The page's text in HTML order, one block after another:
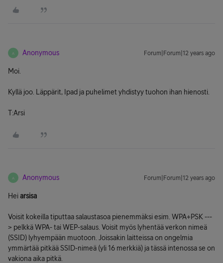
A Anonymous Forum|Forum|12 years ago
Moi.
Kyllä joo. Läppärit, Ipad ja puhelimet yhdistyy tuohon ihan hienosti.
T:Arsi
A Anonymous Forum|Forum|12 years ago
Heiarsisa
Voisit kokeilla tiputtaa salaustasoa pienemmäksi esim. WPA+PSK ---
> pelkkä WPA- tai WEP-salaus. Voisit myös lyhentää verkon nimeä
(SSID) lyhyempään muotoon. Joissakin laitteissa on ongelmia
ymmärtää pitkää SSID-nimeä (yli 16 merkkiä) ja tässä intenossa se on
vakiona aika pitkä.